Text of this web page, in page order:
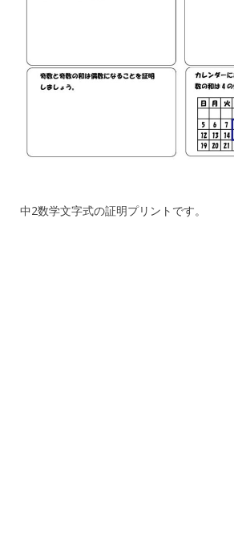
中2数学文字式の証明プリントです。